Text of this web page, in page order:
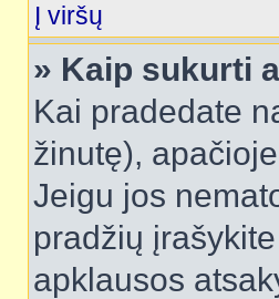
Į viršų
» Kaip sukurti
Kai pradedate
žinutę),
Jeigu jos
pradžių
apklausos